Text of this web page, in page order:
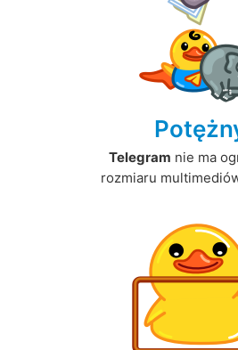
Telegram nie ma
rozmiaru